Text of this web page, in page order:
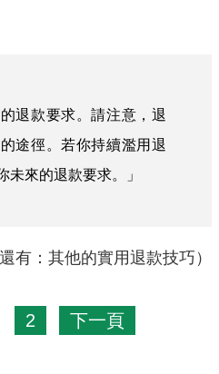
退款要求。請注意，退
途徑。若你持續濫用退
未來的退款要求。」
還有：其他的實用退款技巧）
2 下一頁